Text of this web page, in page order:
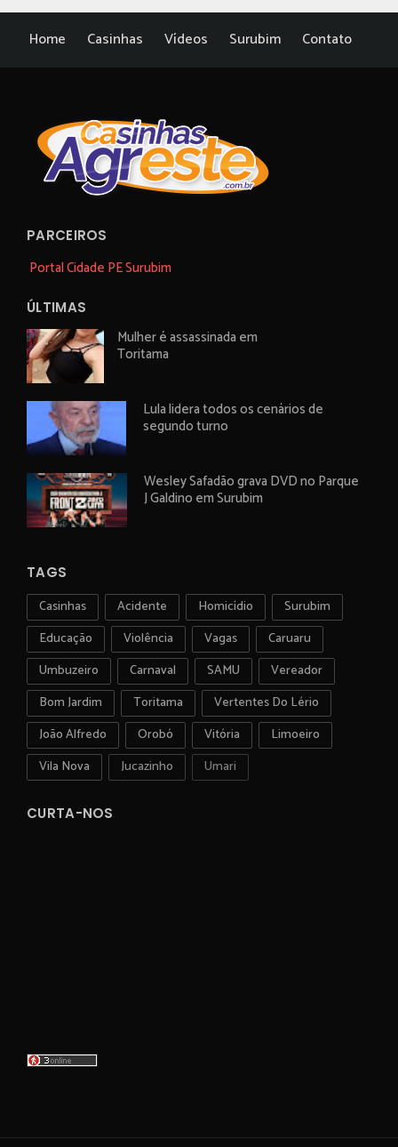
Home Casinhas Vídeos Surubim Contato
PARCEIROS
Portal Cidade PE Surubim
ÚLTIMAS
Mulher é assassinada em
Toritama
Lula lidera todos os cenários de
segundo turno
Wesley Safadão grava DVD no Parque
J Galdino em Surubim
TAGS
Casinhas Acidente Homicídio
Surubim
Educação
Violência Vagas
Caruaru
Umbuzeiro
Carnaval SAMU
Vereador
Bom Jardim
Toritama
Vertentes Do Lério
João Alfredo
Orobó Vitória
Limoeiro
Vila Nova
Jucazinho Umari
CURTA-NOS